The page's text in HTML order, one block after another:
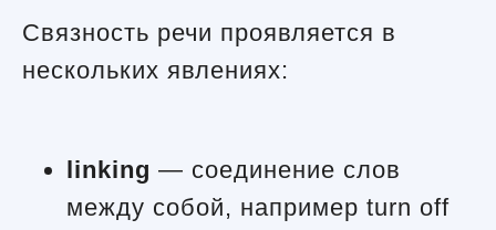
Связность речи проявляется в
нескольких явлениях:
linking — соединение слов
между собой, например turn off